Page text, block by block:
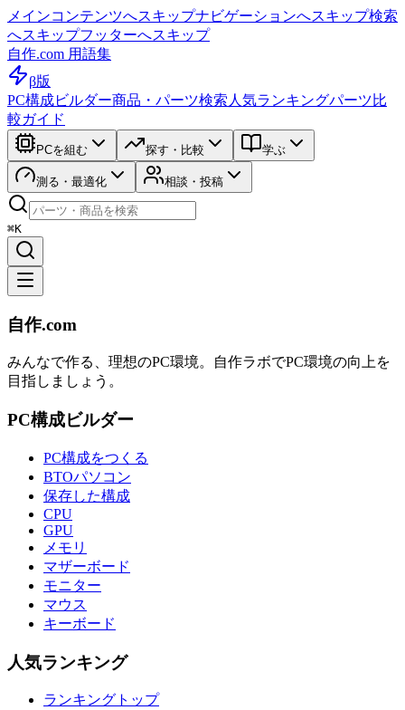
メインコンテンツへスキップナビゲーションへスキップ検索
へスキップフッターへスキップ
自作.com 用語集
β版
PC構成ビルダー商品・パーツ検索 人気ランキングパーツ比
較ガイド
PCを組む 探す・比較 学ぶ
測る・最適化 相談・投稿
⌘K
自作.com
みんなで作る、理想のPC環境。 自作ラボでPC環境の向上を
目指しましょう。
PC構成ビルダー
PC構成をつくる
BTOパソコン
保存した構成
CPU
GPU
メモリ
マザーボード
モニター
マウス
キーボード
人気ランキング
ランキングトップ